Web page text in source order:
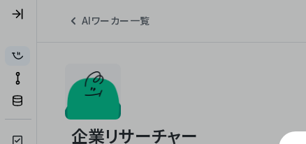
AIワーカー一覧